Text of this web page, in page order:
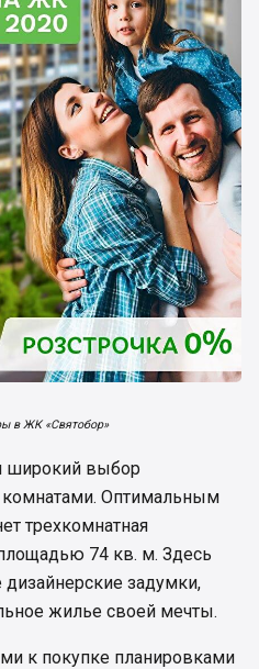
в ЖК «Святобор»
широкий выбор
комнатами. Оптимальным
трехкомнатная
74 кв. м. Здесь
задумки,
жилье своей мечты.
к покупке планировками